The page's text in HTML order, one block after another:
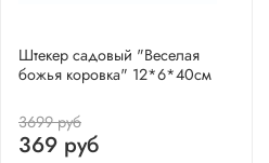
Штекер садовый "Веселая
божья коровка" 12*6*40см
3699 руб
369 руб